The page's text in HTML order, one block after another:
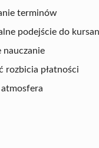
terminów
podejście do
nauczanie
rozbicia płatności